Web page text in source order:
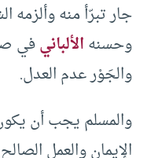
جار تبرّأ منه وألزمه
وحسنهالألبانيفي
والجَوْر عدم العدل.
والمسلم يجب أن
الإيمان والعمل